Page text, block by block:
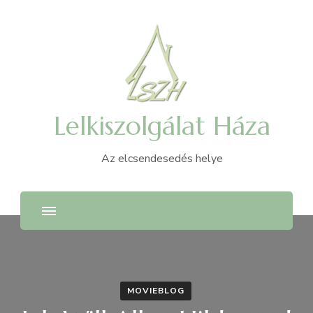
Lelkiszolgálat Háza
Az elcsendesedés helye
MOVIEBLOG